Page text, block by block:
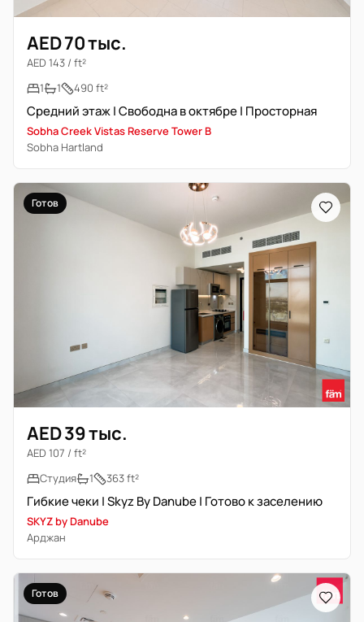
AED 70 тыс.
AED 143 / ft²
1
1 490 ft²
Средний этаж | Свободна в октябре | Просторная
Sobha Creek Vistas Reserve Tower B
Sobha Hartland
Готов
AED 39 тыс.
AED 107 / ft²
Студия
1 363 ft²
Гибкие чеки | Skyz By Danube | Готово к заселению
SKYZ by Danube
Арджан
Готов